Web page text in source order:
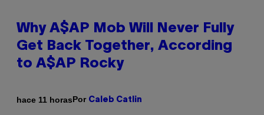
Why A$AP Mob Will Never Fully
Get Back Together, According
to A$AP Rocky
hace 11 horasPor Caleb Catlin